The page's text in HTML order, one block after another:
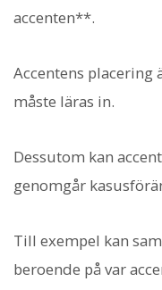
accenten**.
Accentens placering
måste läras in.
Dessutom kan
genomgår
Till exempel kan
beroende på var